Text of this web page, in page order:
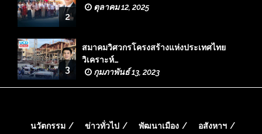
2
ตุลาคม 12, 2025
3
สมาคมวิศวกรโครงสร้างแห่งประเทศไทย
วิเคราะห์…
กุมภาพันธ์ 13, 2023
นวัตกรรม ข่าวทั่วไป พัฒนาเมือง อสังหาฯ